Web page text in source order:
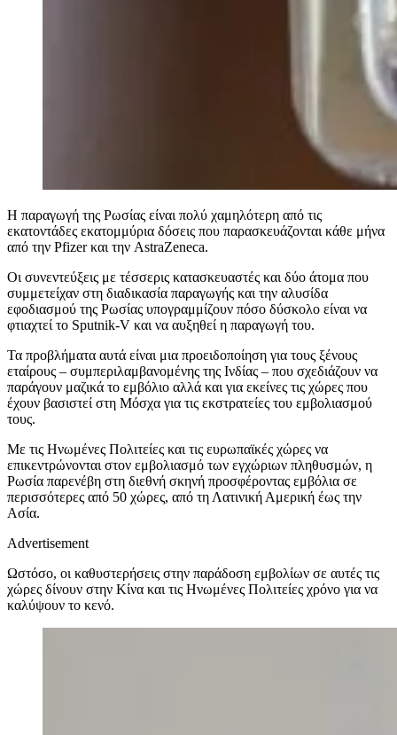
Η παραγωγή της Ρωσίας είναι πολύ χαμηλότερη από τις
εκατοντάδες εκατομμύρια δόσεις που παρασκευάζονται κάθε μήνα
από την Pfizer και την AstraZeneca.
Οι συνεντεύξεις με τέσσερις κατασκευαστές και δύο άτομα που
συμμετείχαν στη διαδικασία παραγωγής και την αλυσίδα
εφοδιασμού της Ρωσίας υπογραμμίζουν πόσο δύσκολο είναι να
φτιαχτεί το Sputnik-V και να αυξηθεί η παραγωγή του.
Τα προβλήματα αυτά είναι μια προειδοποίηση για τους ξένους
εταίρους – συμπεριλαμβανομένης της Ινδίας – που σχεδιάζουν να
παράγουν μαζικά το εμβόλιο αλλά και για εκείνες τις χώρες που
έχουν βασιστεί στη Μόσχα για τις εκστρατείες του εμβολιασμού
τους.
Με τις Ηνωμένες Πολιτείες και τις ευρωπαϊκές χώρες να
επικεντρώνονται στον εμβολιασμό των εγχώριων πληθυσμών, η
Ρωσία παρενέβη στη διεθνή σκηνή προσφέροντας εμβόλια σε
περισσότερες από 50 χώρες, από τη Λατινική Αμερική έως την
Ασία.
Advertisement
Ωστόσο, οι καθυστερήσεις στην παράδοση εμβολίων σε αυτές τις
χώρες δίνουν στην Κίνα και τις Ηνωμένες Πολιτείες χρόνο για να
καλύψουν το κενό.